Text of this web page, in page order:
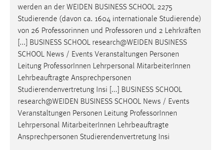
werden an der WEIDEN BUSINESS SCHOOL 2275
Studierende (davon ca. 1604 internationale Studierende)
von 26 Professorinnen und Professoren und 2 Lehrkräften
[...] BUSINESS SCHOOL research@WEIDEN BUSINESS
SCHOOL News / Events Veranstaltungen Personen
Leitung Professor Innen Lehrpersonal MitarbeiterInnen
Lehrbeauftragte Ansprechpersonen
Studierendenvertretung Insi [...] BUSINESS SCHOOL
research@WEIDEN BUSINESS SCHOOL News / Events
Veranstaltungen Personen Leitung Professor Innen
Lehrpersonal MitarbeiterInnen Lehrbeauftragte
Ansprechpersonen Studierendenvertretung Insi